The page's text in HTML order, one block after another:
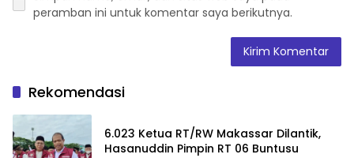
peramban ini untuk komentar saya berikutnya.
Rekomendasi
6.023 Ketua RT/RW Makassar Dilantik,
Hasanuddin Pimpin RT 06 Buntusu